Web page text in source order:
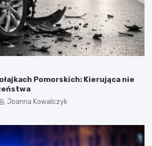
Pomorskich: Kierująca nie
Joanna Kowalczyk